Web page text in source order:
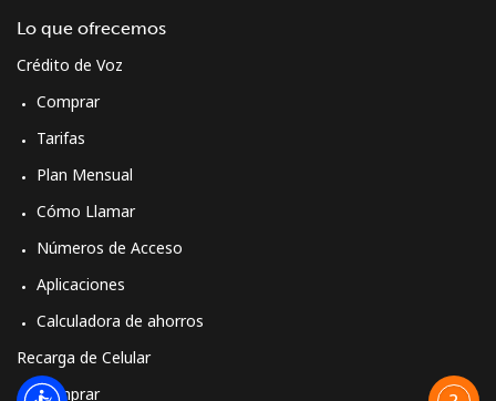
Lo que ofrecemos
Crédito de Voz
Comprar
Tarifas
Plan Mensual
Cómo Llamar
Números de Acceso
Aplicaciones
Calculadora de ahorros
Recarga de Celular
Comprar